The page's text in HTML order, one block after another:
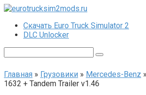
Перейти
контентуСкачать Euro Truck Simulator 2
DLC Unlocker
Главная » Грузовики » Mercedes-Benz »
1632 + Tandem Trailer v1.46